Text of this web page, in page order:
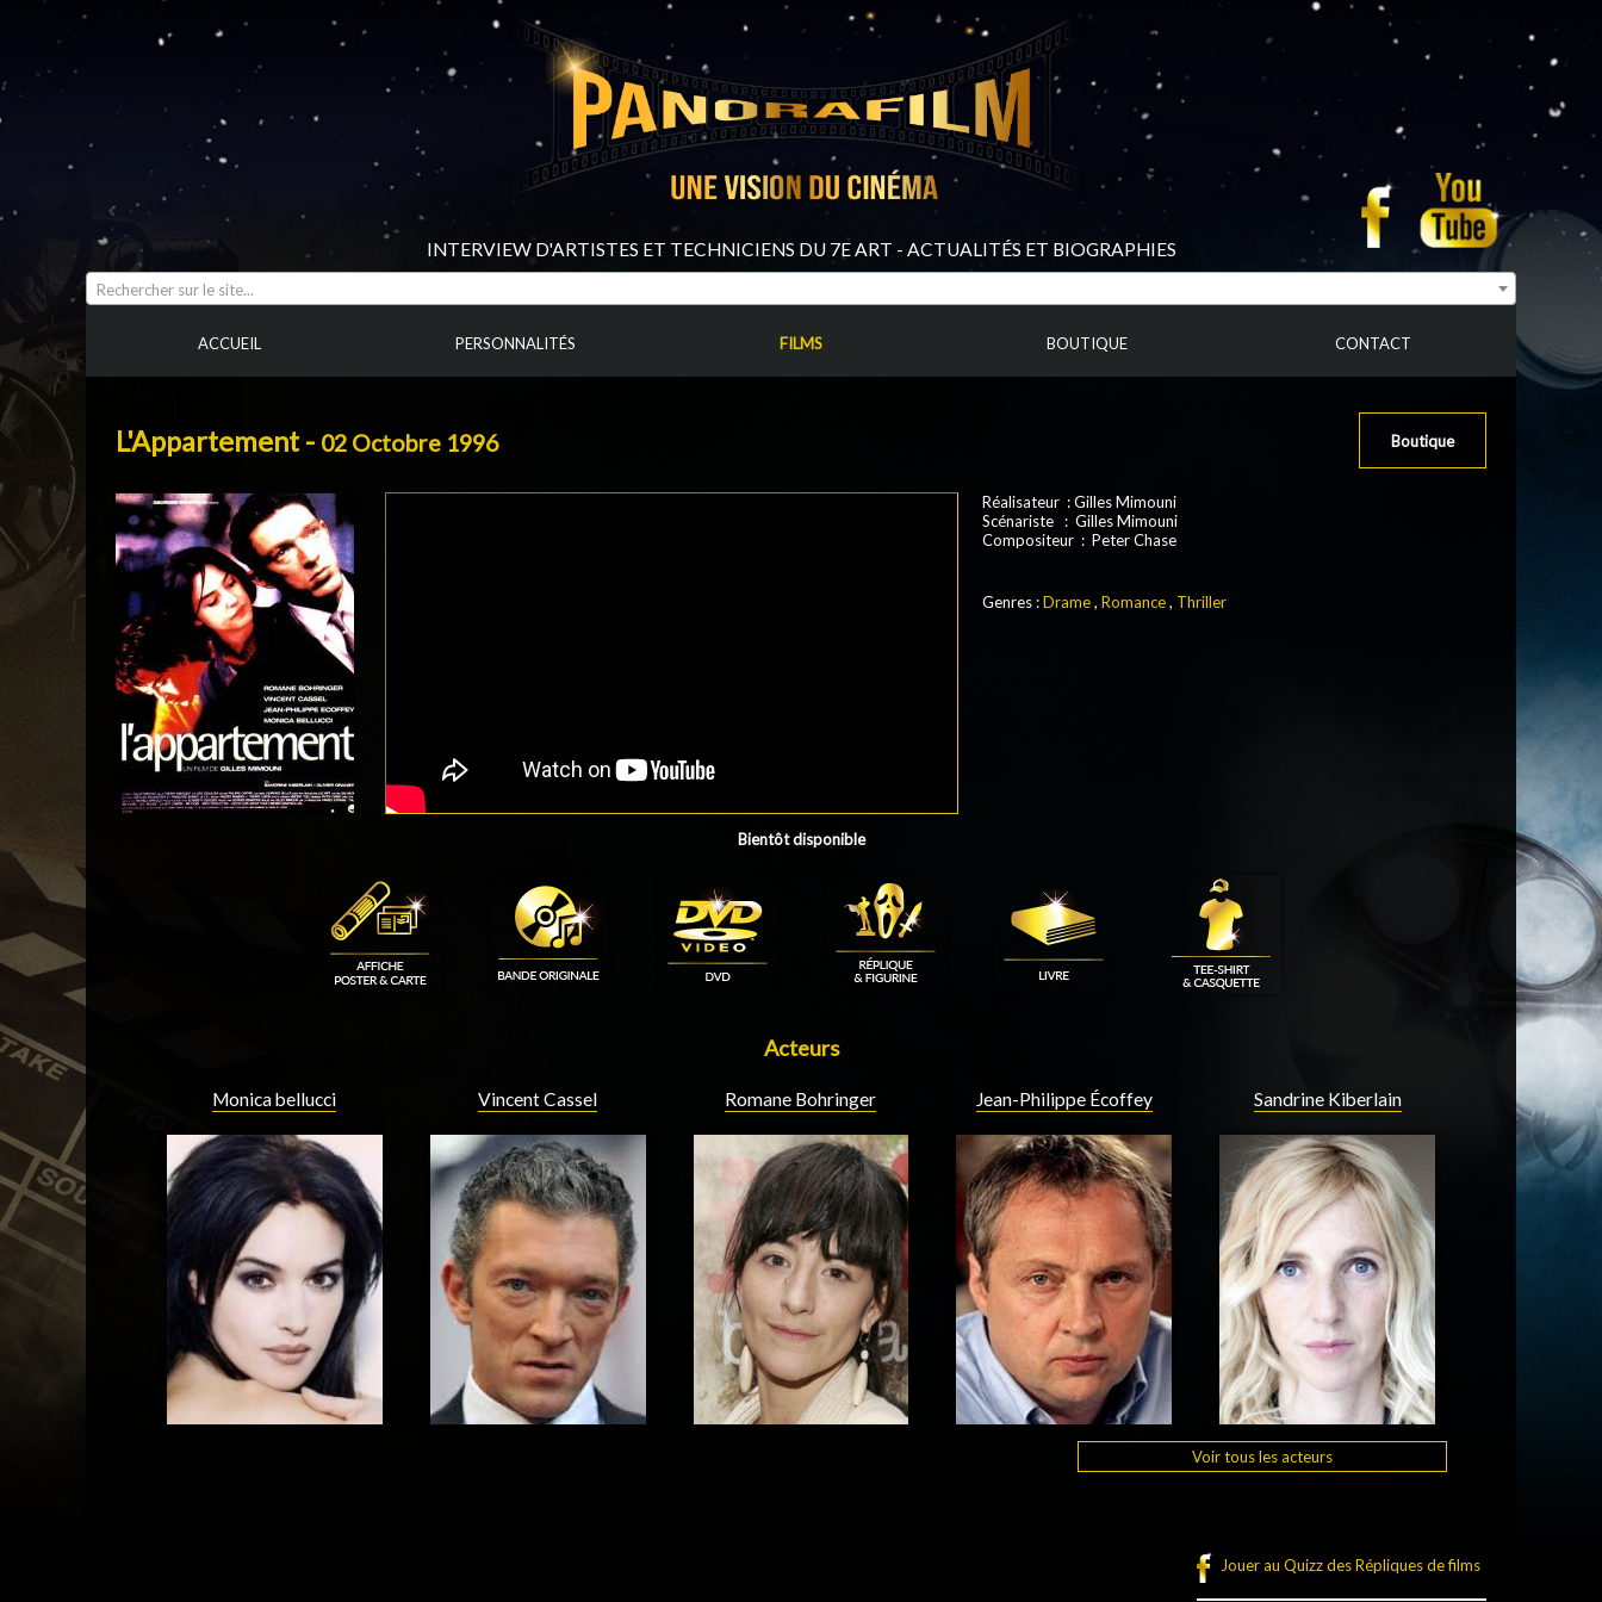
INTERVIEW D'ARTISTES ET TECHNICIENS DU 7E ART - ACTUALITÉS ET BIOGRAPHIES
Rechercher sur le site...
ACCUEIL PERSONNALITÉS FILMS BOUTIQUE CONTACT
L'Appartement - 02 Octobre 1996 Boutique
Réalisateur : Gilles Mimouni
Scénariste : Gilles Mimouni
Compositeur : Peter Chase
Genres :Drame, Romance, Thriller
Bientôt disponible
Acteurs
Monica bellucci Vincent Cassel Romane Bohringer Jean-Philippe Écoffey Sandrine Kiberlain
Voir tous les acteurs
Jouer au Quizz des Répliques de films